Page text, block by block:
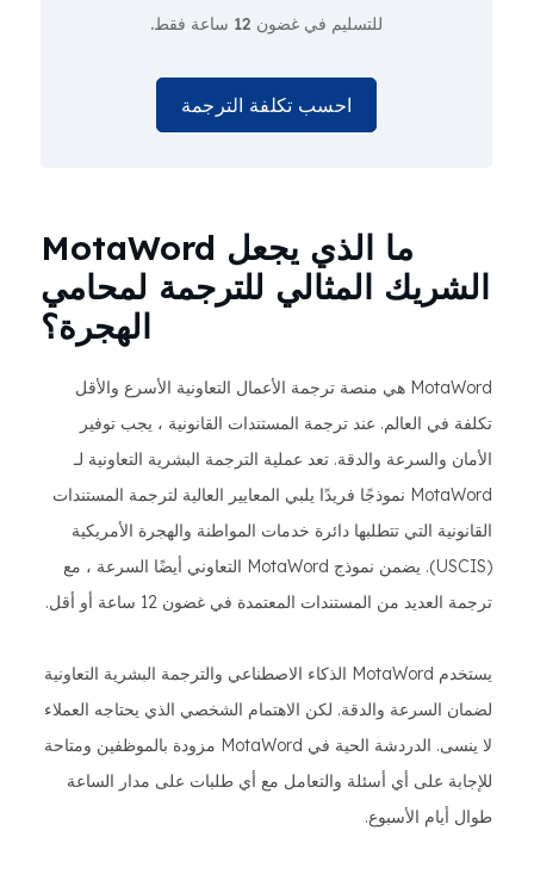
للتسليم في غضون 12 ساعة فقط.
احسب تكلفة الترجمة
ما الذي يجعل MotaWord
الشريك المثالي للترجمة لمحامي
الهجرة؟
MotaWord هي منصة ترجمة الأعمال التعاونية الأسرع والأقل
تكلفة في العالم. عند ترجمة المستندات القانونية ، يجب توفير
الأمان والسرعة والدقة. تعد عملية الترجمة البشرية التعاونية لـ
MotaWord نموذجًا فريدًا يلبي المعايير العالية لترجمة المستندات
القانونية التي تتطلبها دائرة خدمات المواطنة والهجرة الأمريكية
(USCIS). يضمن نموذج MotaWord التعاوني أيضًا السرعة ، مع
ترجمة العديد من المستندات المعتمدة في غضون 12 ساعة أو أقل.
يستخدم MotaWord الذكاء الاصطناعي والترجمة البشرية التعاونية
لضمان السرعة والدقة. لكن الاهتمام الشخصي الذي يحتاجه العملاء
لا ينسى. الدردشة الحية في MotaWord مزودة بالموظفين ومتاحة
للإجابة على أي أسئلة والتعامل مع أي طلبات على مدار الساعة
طوال أيام الأسبوع.